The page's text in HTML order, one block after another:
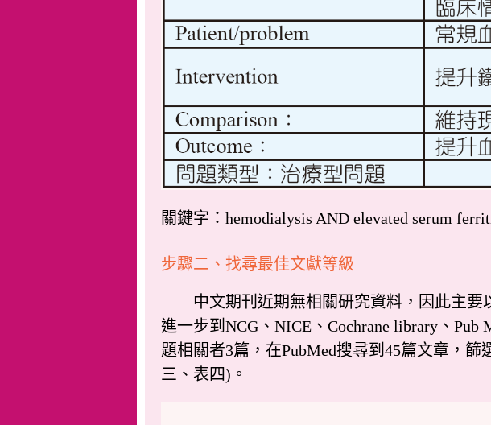
關鍵字：hemodialysis AND elevated serum
步驟二、找尋最佳文獻等級
中文期刊近期無相關研究資料，因此主要
進一步到NCG、NICE、Cochrane library、
題相關者3篇，在PubMed搜尋到45篇文章，
三、表四)。